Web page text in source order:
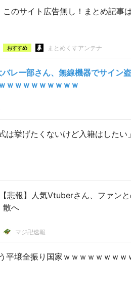
このサイト広告無し！まとめ記事
おすすめ まとめくすアンテナ
バレー部さん、無線機器でサイ
ｗｗｗｗｗｗｗｗｗ
は挙げたくないけど入籍はしたい
【悲報】人気Vtuberさん、ファン
散へ
マジ卍速報
平壌全振り国家ｗｗｗｗｗｗｗｗ